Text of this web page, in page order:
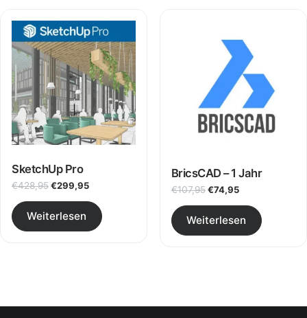
SketchUp Pro
€428,95Ursprünglicher Preis war: €428,95
€299,95Aktueller Preis ist: €299,95.
Weiterlesen
BricsCAD – 1 Jahr
€107,95Ursprünglicher Preis
€74,95Aktueller Preis
Weiterlesen